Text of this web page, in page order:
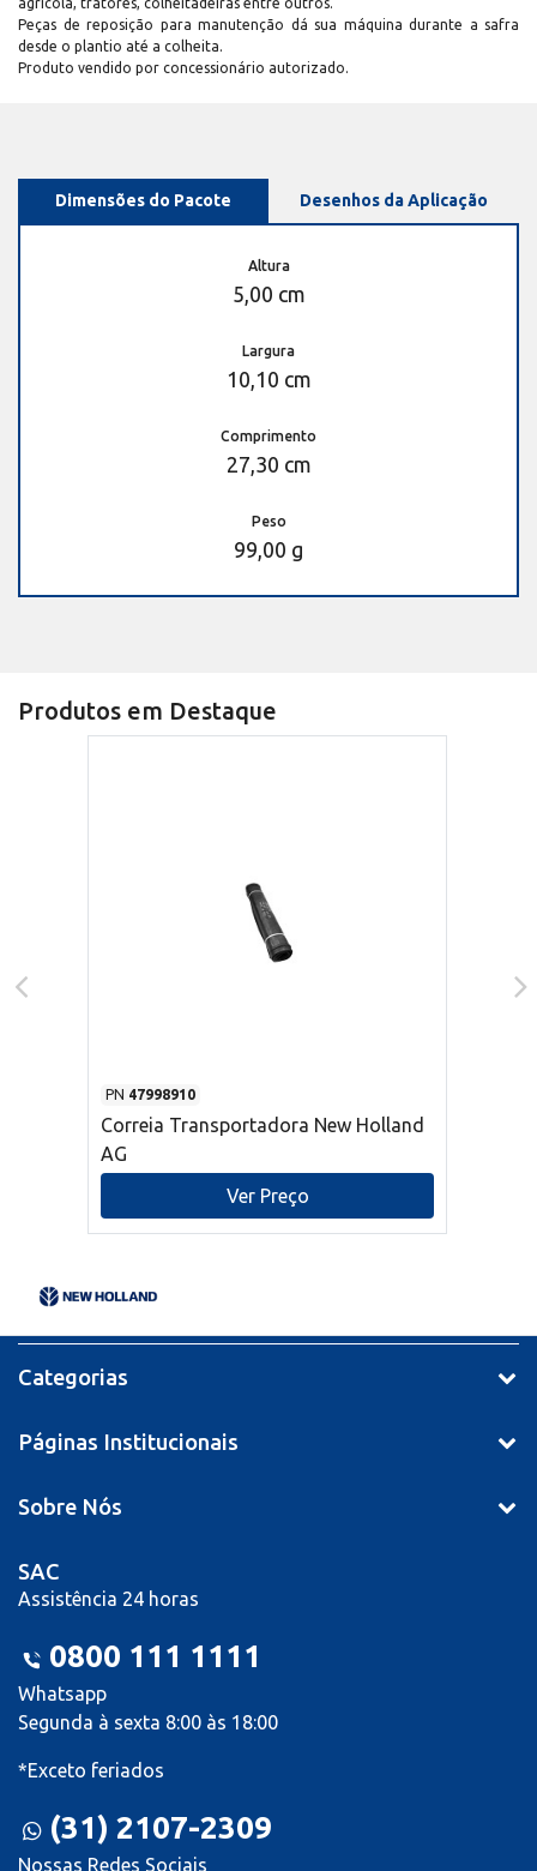
agrícola, tratores, colheitadeiras entre outros.
Peças de reposição para manutenção dá sua máquina durante a safra
desde o plantio até a colheita.
Produto vendido por concessionário autorizado.
Dimensões do Pacote Desenhos da Aplicação
Altura
5,00 cm
Largura
10,10 cm
Comprimento
27,30 cm
Peso
99,00 g
Produtos em Destaque
PN 47998910
Correia Transportadora New Holland
AG
Ver Preço
Categorias
Páginas Institucionais
Sobre Nós
SAC
Assistência 24 horas
0800 111 1111
Whatsapp
Segunda à sexta 8:00 às 18:00
*Exceto feriados
(31) 2107-2309
Nossas Redes Sociais